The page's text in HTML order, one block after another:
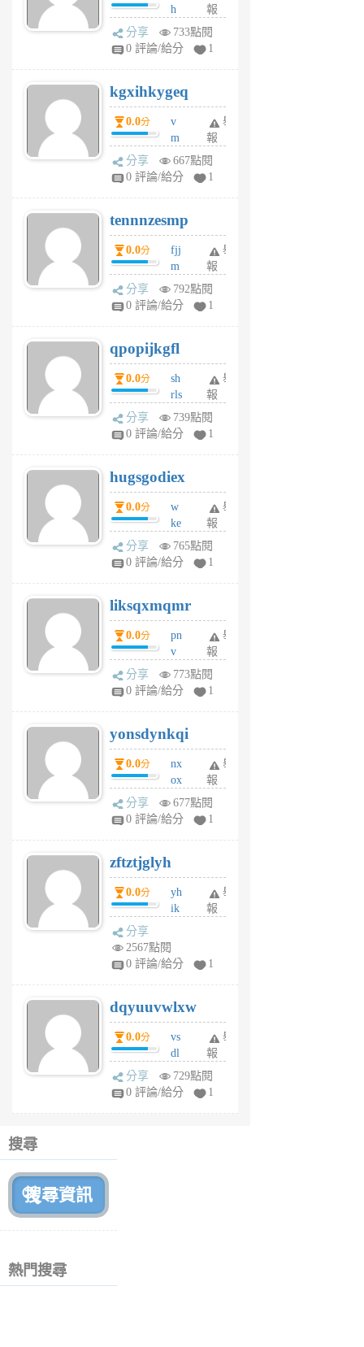
h
wi
w
6
個
月
前
報
分享
733點閱
0 評論/給分
1
kgxihkygeq
0.0分
v
m
sg
sr
6
個
月
前
舉
報
分享
667點閱
0 評論/給分
1
tennnzesmp
0.0分
fjj
m
w
rs
6
個
月
前
舉
報
分享
792點閱
0 評論/給分
1
qpopijkgfl
0.0分
sh
rls
k
m
6
個
月
前
舉
報
分享
739點閱
0 評論/給分
1
hugsgodiex
0.0分
w
ke
rv
pj
6
個
月
前
舉
報
分享
765點閱
0 評論/給分
1
liksqxmqmr
0.0分
pn
v
wt
sv
6
個
月
前
舉
報
分享
773點閱
0 評論/給分
1
yonsdynkqi
0.0分
nx
ox
rh
pe
月
前
舉
報
分享
677點閱
0 評論/給分
1
zftztjglyh
0.0分
yh
ik
tu
6
個
月
前
舉
報
分享
2567點閱
0 評論/給分
1
dqyuuvwlxw
0.0分
vs
dl
sq
fy
舉
報
分享
729點閱
0 評論/給分
1
搜尋
熱門搜尋